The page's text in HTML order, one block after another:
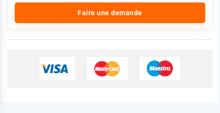
Faire une demande